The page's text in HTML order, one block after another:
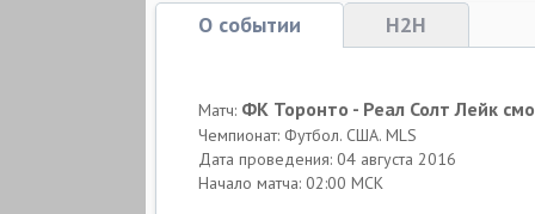
О событии H2H
Матч: ФК Торонто - Реал Солт Лейк
Чемпионат: Футбол. США. MLS
Дата проведения: 04 августа 2016
Начало матча: 02:00 МСК